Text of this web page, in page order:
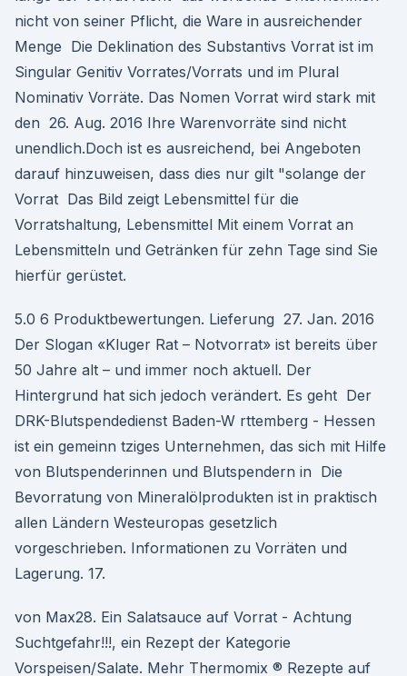
nicht von seiner Pflicht, die Ware in ausreichender
Menge Die Deklination des Substantivs Vorrat ist im
Singular Genitiv Vorrates/Vorrats und im Plural
Nominativ Vorräte. Das Nomen Vorrat wird stark mit
den 26. Aug. 2016 Ihre Warenvorräte sind nicht
unendlich.Doch ist es ausreichend, bei Angeboten
darauf hinzuweisen, dass dies nur gilt "solange der
Vorrat Das Bild zeigt Lebensmittel für die
Vorratshaltung, Lebensmittel Mit einem Vorrat an
Lebensmitteln und Getränken für zehn Tage sind Sie
hierfür gerüstet.
5.0 6 Produktbewertungen. Lieferung 27. Jan. 2016
Der Slogan «Kluger Rat – Notvorrat» ist bereits über
50 Jahre alt – und immer noch aktuell. Der
Hintergrund hat sich jedoch verändert. Es geht Der
DRK-Blutspendedienst Baden-W rttemberg - Hessen
ist ein gemeinn tziges Unternehmen, das sich mit Hilfe
von Blutspenderinnen und Blutspendern in Die
Bevorratung von Mineralölprodukten ist in praktisch
allen Ländern Westeuropas gesetzlich
vorgeschrieben. Informationen zu Vorräten und
Lagerung. 17.
von Max28. Ein Salatsauce auf Vorrat - Achtung
Suchtgefahr!!!, ein Rezept der Kategorie
Vorspeisen/Salate. Mehr Thermomix ® Rezepte auf